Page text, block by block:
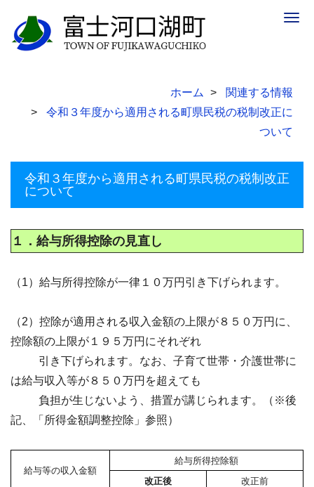
ホーム
関連する情報
令和３年度から適用される町県民税の税制改正に
ついて
令和３年度から適用される町県民税の税制改正
について
１．給与所得控除の見直し
（1）給与所得控除が一律１０万円引き下げられます。
（2）控除が適用される収入金額の上限が８５０万円に、
控除額の上限が１９５万円にそれぞれ
引き下げられます。なお、子育て世帯・介護世帯に
は給与収入等が８５０万円を超えても
負担が生じないよう、措置が講じられます。（※後
記、「所得金額調整控除」参照）
給与等の収入金額
給与所得控除額
改正後
改正前